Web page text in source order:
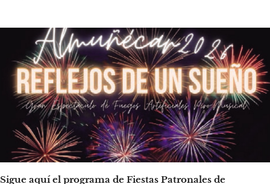
Sigue aquí el programa de Fiestas Patronales de